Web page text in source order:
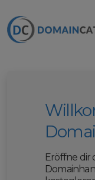
Eröffne dir